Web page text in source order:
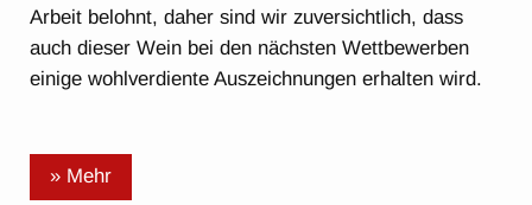
Arbeit belohnt, daher sind wir zuversichtlich, dass
auch dieser Wein bei den nächsten Wettbewerben
einige wohlverdiente Auszeichnungen erhalten wird.
» Mehr